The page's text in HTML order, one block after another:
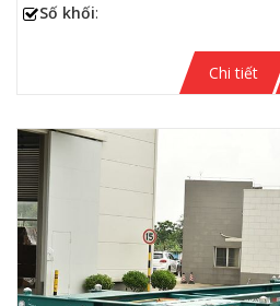
Số khối:
Chi tiết